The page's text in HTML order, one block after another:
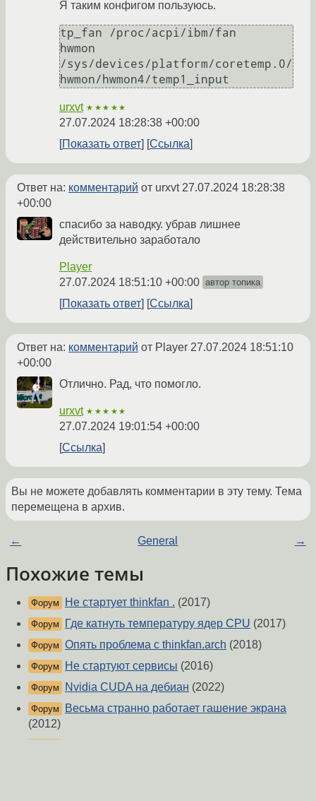
Я таким конфигом пользуюсь.
tp_fan /proc/acpi/ibm/fan
hwmon
/sys/devices/platform/coretemp.0/
urxvt ★★★★★
27.07.2024 18:28:38 +00:00
Показать ответ
Ссылка
Ответ на: комментарий от urxvt27.07.2024 18:28:38
+00:00
спасибо за наводку. убрав лишнее
действительно заработало
Player
27.07.2024 18:51:10 +00:00 автор топика
Показать ответ Ссылка
Ответ на: комментарий от Player 27.07.2024 18:51:10
+00:00
Отлично. Рад, что помогло.
urxvt ★★★★★
27.07.2024 19:01:54 +00:00
Ссылка
Вы не можете добавлять комментарии в эту тему. Тема
перемещена в архив.
← General →
Похожие темы
Форум Не стартует thinkfan . (2017)
Форум Где катнуть температуру ядер CPU (2017)
Форум Опять проблема с thinkfan.arch (2018)
Форум Не стартуют сервисы (2016)
Форум Nvidia CUDA на дебиан (2022)
Форум
Весьма странно работает гашение экрана
(2012)